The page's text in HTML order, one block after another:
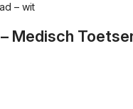
– wit
Medisch